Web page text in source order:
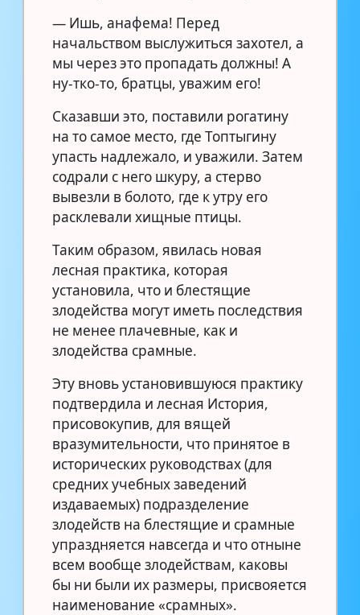
— Ишь, анафема! Перед
начальством выслужиться захотел, а
мы через это пропадать должны! А
ну-тко-то, братцы, уважим его!
Сказавши это, поставили рогатину
на то самое место, где Топтыгину
упасть надлежало, и уважили. Затем
содрали с него шкуру, а стерво
вывезли в болото, где к утру его
расклевали хищные птицы.
Таким образом, явилась новая
лесная практика, которая
установила, что и блестящие
злодейства могут иметь последствия
не менее плачевные, как и
злодейства срамные.
Эту вновь установившуюся практику
подтвердила и лесная История,
присовокупив, для вящей
вразумительности, что принятое в
исторических руководствах (для
средних учебных заведений
издаваемых) подразделение
злодейств на блестящие и срамные
упраздняется навсегда и что отныне
всем вообще злодействам, каковы
бы ни были их размеры, присвояется
наименование «срамных».